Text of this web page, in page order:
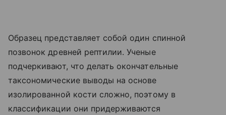
Образец представляет собой один спинной
позвонок древней рептилии. Ученые
подчеркивают, что делать окончательные
таксономические выводы на основе
изолированной кости сложно, поэтому в
классификации они придерживаются